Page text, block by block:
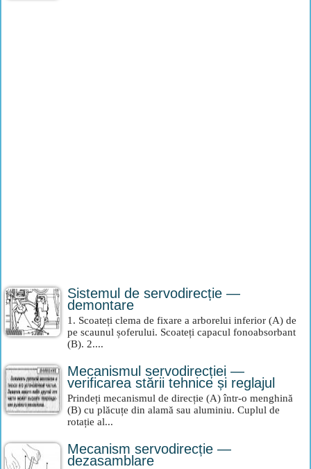
Sistemul de servodirecție —
demontare
1. Scoateți clema de fixare a arborelui inferior (A) de
pe scaunul șoferului. Scoateți capacul fonoabsorbant
(B). 2....
Mecanismul servodirecției —
verificarea stării tehnice și reglajul
Prindeți mecanismul de direcție (A) într-o menghină
(B) cu plăcuțe din alamă sau aluminiu. Cuplul de
rotație al...
Mecanism servodirecție —
dezasamblare